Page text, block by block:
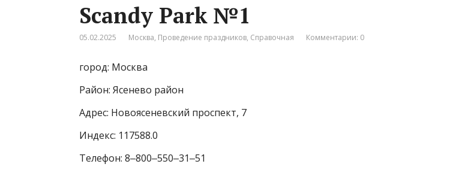
Scandy Park №1
05.02.2025 Москва, Проведение праздников, Справочная Комментарии: 0
город: Москва
Район: Ясенево район
Адрес: Новоясеневский проспект, 7
Индекс: 117588.0
Телефон: 8‒800‒550‒31‒51